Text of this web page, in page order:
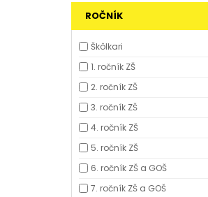
ROČNÍK
Škôlkari
1. ročník ZŠ
2. ročník ZŠ
3. ročník ZŠ
4. ročník ZŠ
5. ročník ZŠ
6. ročník ZŠ a GOŠ
7. ročník ZŠ a GOŠ